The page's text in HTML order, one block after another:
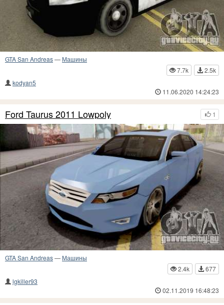
GTA San Andreas— Машины
7.7k
2.5k
kodyan5
11.06.2020 14:24:23
1
Ford Taurus 2011 Lowpoly
GTA San Andreas— Машины
2.4k
677
lgkiller93
02.11.2019 16:48:23